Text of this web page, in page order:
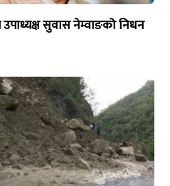
सुवास नेम्वाङको निधन